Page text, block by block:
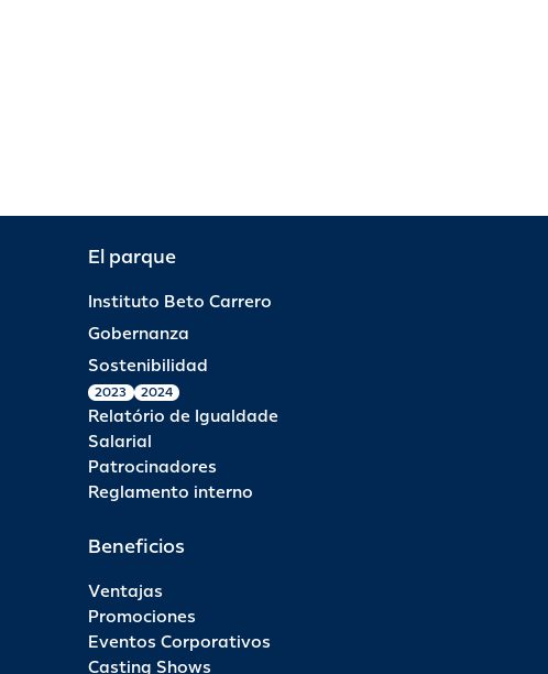
El parque
Instituto Beto Carrero
Gobernanza
Sostenibilidad
2023 2024
Relatório de Igualdade
Salarial
Patrocinadores
Reglamento interno
Beneficios
Ventajas
Promociones
Eventos Corporativos
Casting Shows